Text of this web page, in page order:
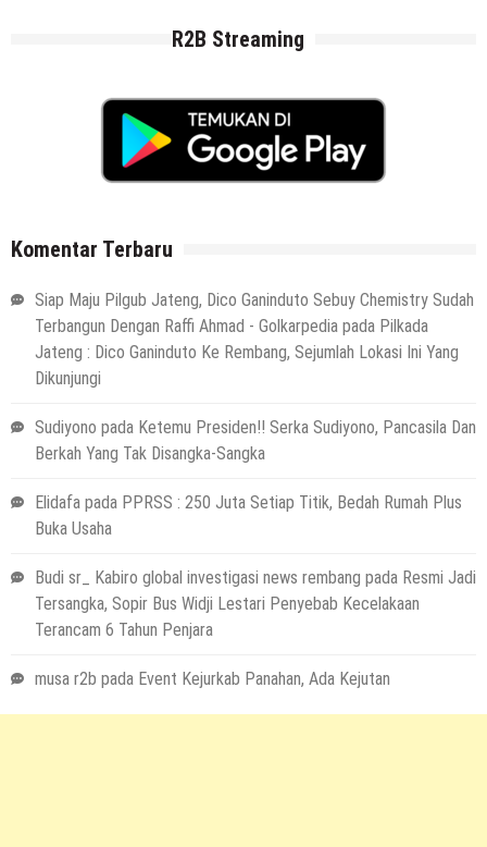
R2B Streaming
Komentar Terbaru
Siap Maju Pilgub Jateng, Dico Ganinduto Sebuy Chemistry Sudah
Terbangun Dengan Raffi Ahmad - Golkarpedia pada Pilkada
Jateng : Dico Ganinduto Ke Rembang, Sejumlah Lokasi Ini Yang
Dikunjungi
Sudiyono pada Ketemu Presiden!! Serka Sudiyono, Pancasila Dan
Berkah Yang Tak Disangka-Sangka
Elidafa pada PPRSS : 250 Juta Setiap Titik, Bedah Rumah Plus
Buka Usaha
Budi sr_ Kabiro global investigasi news rembang pada Resmi Jadi
Tersangka, Sopir Bus Widji Lestari Penyebab Kecelakaan
Terancam 6 Tahun Penjara
musa r2b pada Event Kejurkab Panahan, Ada Kejutan